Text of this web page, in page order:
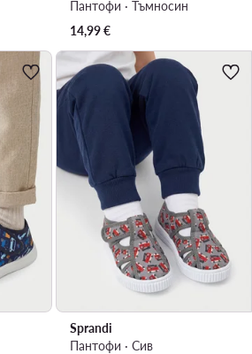
Пантофи · Тъмносин
14,99€
Sprandi
Пантофи · Сив